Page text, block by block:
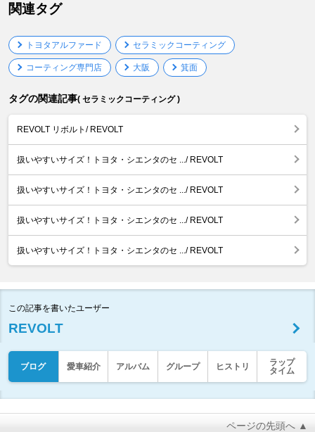
関連タグ
トヨタアルファード セラミックコーティング
コーティング専門店 大阪 箕面
タグの関連記事( セラミックコーティング )
REVOLT リボルト/ REVOLT
扱いやすいサイズ！トヨタ・シエンタのセ .../ REVOLT
扱いやすいサイズ！トヨタ・シエンタのセ .../ REVOLT
扱いやすいサイズ！トヨタ・シエンタのセ .../ REVOLT
扱いやすいサイズ！トヨタ・シエンタのセ .../ REVOLT
この記事を書いたユーザー
REVOLT
ブログ 愛車紹介 アルバム グループ ヒストリ
ラップ
タイム
ページの先頭へ ▲